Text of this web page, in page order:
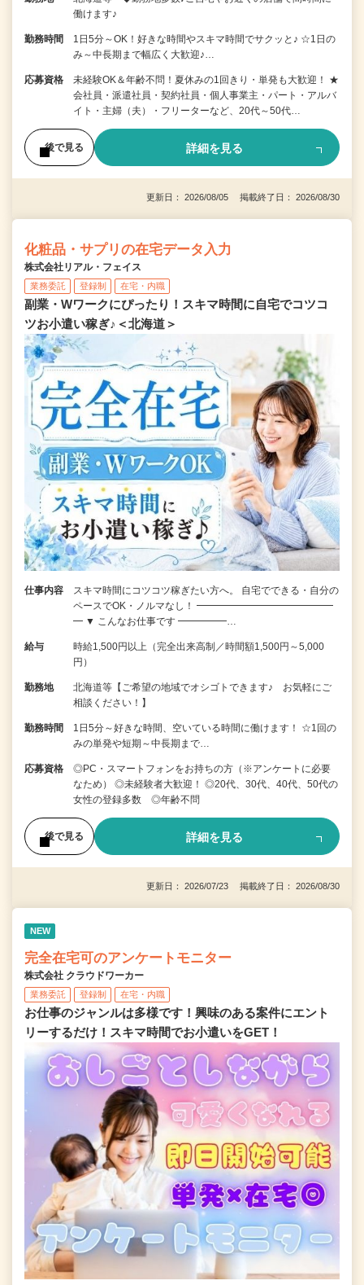
働けます♪
勤務時間
1日5分～OK！好きな時間やスキマ時間でサクッと♪ ☆1日の
み～中長期まで幅広く大歓迎♪…
応募資格
未経験OK＆年齢不問！夏休みの1回きり・単発も大歓迎！ ★
会社員・派遣社員・契約社員・個人事業主・パート・アルバ
イト・主婦（夫）・フリーターなど、20代～50代…
後で見る 詳細を見る
更新日： 2026/08/05 掲載終了日： 2026/08/30
化粧品・サプリの在宅データ入力
株式会社リアル・フェイス
業務委託 登録制 在宅・内職
副業・Wワークにぴったり！スキマ時間に自宅でコツコ
ツお小遣い稼ぎ♪＜北海道＞
仕事内容
スキマ時間にコツコツ稼ぎたい方へ。 自宅でできる・自分の
ペースでOK・ノルマなし！ ━━━━━━━━━━━━━━
━ ▼ こんなお仕事です ━━━━━…
給与
時給1,500円以上（完全出来高制／時間額1,500円～5,000
円）
勤務地
北海道等【ご希望の地域でオシゴトできます♪ お気軽にご
相談ください！】
勤務時間
1日5分～好きな時間、空いている時間に働けます！ ☆1回の
みの単発や短期～中長期まで…
応募資格
◎PC・スマートフォンをお持ちの方（※アンケートに必要
なため） ◎未経験者大歓迎！ ◎20代、30代、40代、50代の
女性の登録多数 ◎年齢不問
後で見る 詳細を見る
更新日： 2026/07/23 掲載終了日： 2026/08/30
NEW
完全在宅可のアンケートモニター
株式会社 クラウドワーカー
業務委託 登録制 在宅・内職
お仕事のジャンルは多様です！興味のある案件にエント
リーするだけ！スキマ時間でお小遣いをGET！